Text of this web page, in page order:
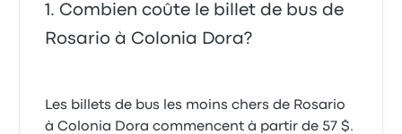
Combien coûte le billet de bus de
Rosario à Colonia Dora?
Les billets de bus les moins chers de Rosario
à Colonia Dora commencent à partir de 57 $.